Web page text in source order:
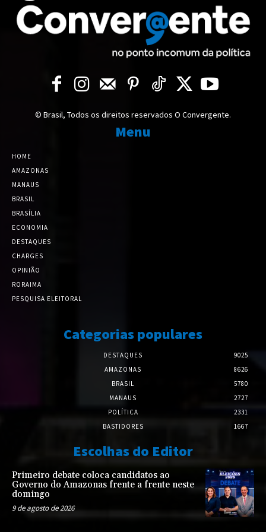
© Brasil, Todos os direitos reservados O Convergente.
Menu
HOME
AMAZONAS
MANAUS
BRASIL
BRASÍLIA
ECONOMIA
DESTAQUES
CHARGES
OPINIÃO
RORAIMA
PESQUISA ELEITORAL
Categorias populares
DESTAQUES
9025
AMAZONAS
8626
BRASIL
5780
MANAUS
2727
POLÍTICA
2331
BASTIDORES
1667
Escolhas do Editor
Primeiro debate coloca candidatos ao
Governo do Amazonas frente a frente neste
domingo
9 de agosto de 2026